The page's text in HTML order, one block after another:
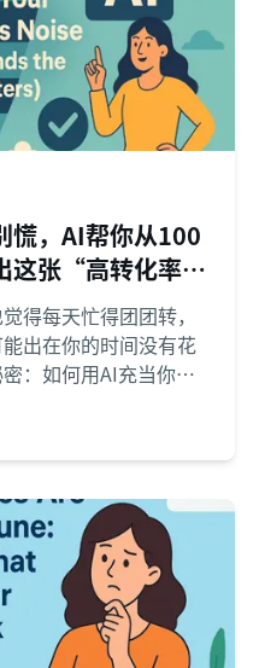
慌，AI帮你从100
这张“高转化率”
得每天忙得团团转，
出在你的时间没有花
：如何用AI充当你的
“必赢订单”。